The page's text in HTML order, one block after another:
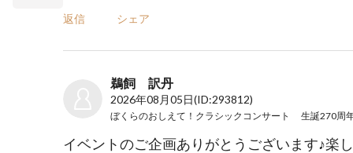
返信 シェア
鵜飼 訳丹
2026年08月05日(ID:293812)
イベントのご企画ありがとうございます♪楽